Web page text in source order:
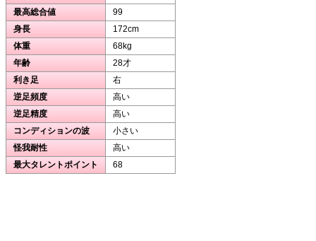
最高総合値
99
身長
172cm
体重
68kg
年齢
28才
利き足
右
逆足頻度
高い
逆足精度
高い
コンディションの波
小さい
怪我耐性
高い
最大タレントポイント
68